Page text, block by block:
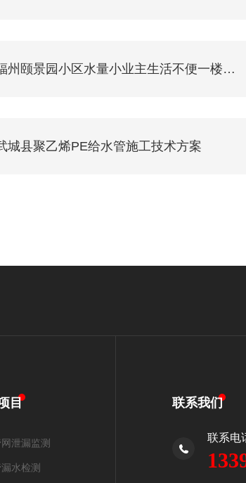
福州颐景园小区水量小业主生活不便一楼排队接水
城县聚乙烯PE给水管施工技术方案
目
泄漏监测
水检测
联系我们
联系电